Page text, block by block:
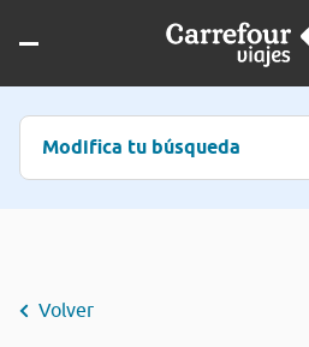
Modifica tu búsqueda
Volver